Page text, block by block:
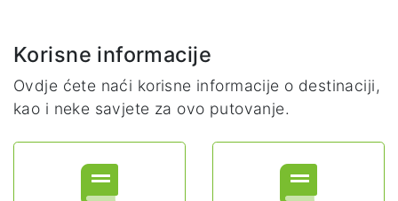
Korisne informacije
Ovdje ćete naći korisne informacije o destinaciji,
kao i neke savjete za ovo putovanje.